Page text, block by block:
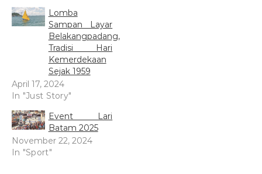
Lomba
Sampan Layar
Belakangpadang,
Tradisi Hari
Kemerdekaan
Sejak 1959
April 17, 2024
In "Just Story"
Event Lari
Batam 2025
November 22, 2024
In "Sport"